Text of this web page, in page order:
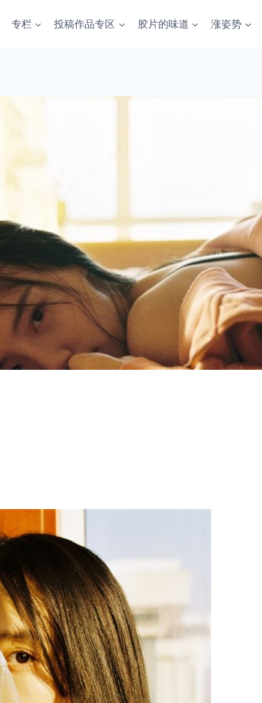
专栏 投稿作品专区 胶片的味道 涨姿势